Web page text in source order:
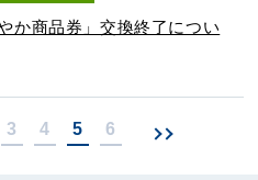
か商品券」交換終了につい
3 4 5 6